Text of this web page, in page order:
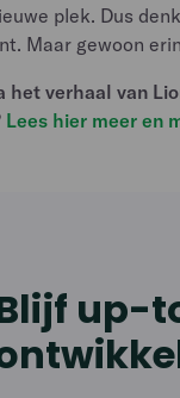
plek. Dus
Maar gewoon
het verhaal van
Lees hier meer en
up-